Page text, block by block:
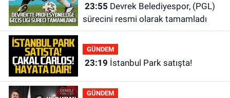
23:55
sürecini resmi olarak tamamladı
GÜNDEM
23:19 İstanbul Park satışta!
GÜNDEM